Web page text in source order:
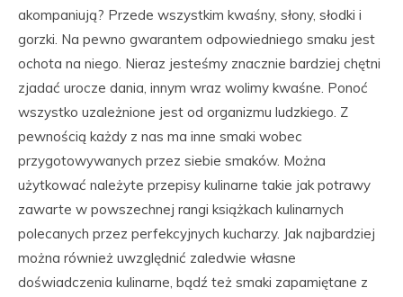
akompaniują? Przede wszystkim kwaśny, słony, słodki i
gorzki. Na pewno gwarantem odpowiedniego smaku jest
ochota na niego. Nieraz jesteśmy znacznie bardziej chętni
zjadać urocze dania, innym wraz wolimy kwaśne. Ponoć
wszystko uzależnione jest od organizmu ludzkiego. Z
pewnością każdy z nas ma inne smaki wobec
przygotowywanych przez siebie smaków. Można
użytkować należyte przepisy kulinarne takie jak potrawy
zawarte w powszechnej rangi książkach kulinarnych
polecanych przez perfekcyjnych kucharzy. Jak najbardziej
można również uwzględnić zaledwie własne
doświadczenia kulinarne, bądź też smaki zapamiętane z